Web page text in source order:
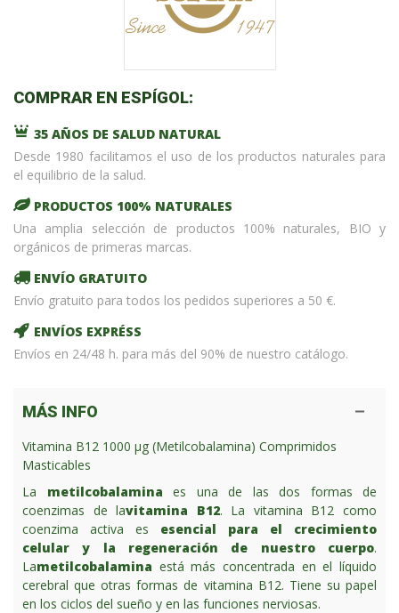
COMPRAR EN ESPÍGOL:
35 AÑOS DE SALUD NATURAL
Desde 1980 facilitamos el uso de los productos naturales para
el equilibrio de la salud.
PRODUCTOS 100% NATURALES
Una amplia selección de productos 100% naturales, BIO y
orgánicos de primeras marcas.
ENVÍO GRATUITO
Envío gratuito para todos los pedidos superiores a 50 €.
ENVÍOS EXPRÉSS
Envíos en 24/48 h. para más del 90% de nuestro catálogo.
MÁS INFO
Vitamina B12 1000 μg (Metilcobalamina) Comprimidos
Masticables
La metilcobalamina es una de las dos formas de
coenzimas de lavitamina B12. La vitamina B12 como
coenzima activa es esencial para el crecimiento
celular y la regeneración de nuestro cuerpo.
Lametilcobalamina está más concentrada en el líquido
cerebral que otras formas de vitamina B12. Tiene su papel
en los ciclos del sueño y en las funciones nerviosas.